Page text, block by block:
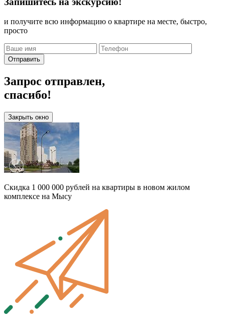
и получите всю информацию о квартире на месте, быстро,
просто
Отправить
Запрос отправлен,
спасибо!
Закрыть окно
Скидка 1 000 000 рублей на квартиры в новом жилом
комплексе на Мысу